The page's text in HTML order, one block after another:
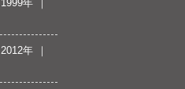
1999年
2012年